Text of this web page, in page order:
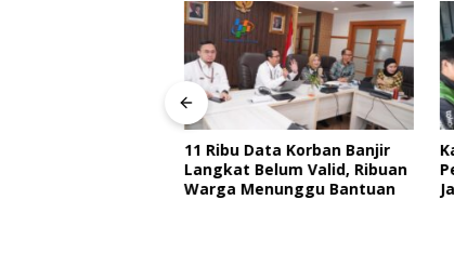
11 Ribu Data Korban Banjir
Langkat Belum Valid, Ribuan
Warga Menunggu Bantuan